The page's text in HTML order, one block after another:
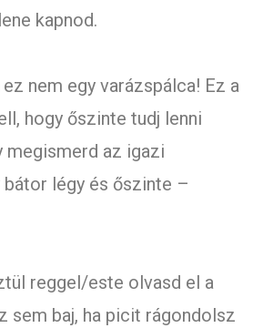
kapnod.
nem egy varázspálca! Ez a
hogy őszinte tudj lenni
megismerd az igazi
bátor légy és őszinte –
reggel/este olvasd el a
sem baj, ha picit rágondolsz